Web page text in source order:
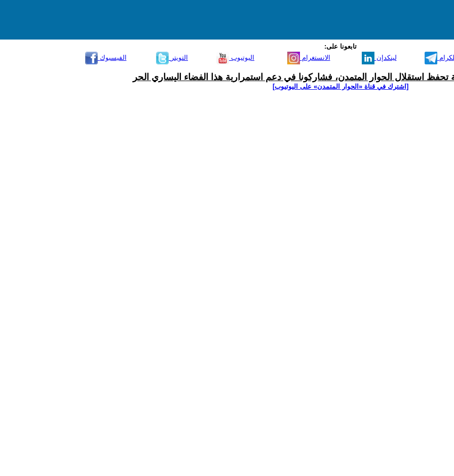
تابعونا على:
الفيسبوك
التويتر اليوتيوب الانستغرام لينكدإن
تحفظ استقلال الحوار المتمدن، فشاركونا في دعم استمرارية هذا الفضاء اليساري الحر
[اشترك في قناة ‫«الحوار المتمدن» على اليوتيوب]